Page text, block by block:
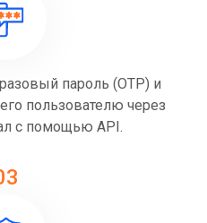
пароль (OTP) и
пользователю через
с помощью API.